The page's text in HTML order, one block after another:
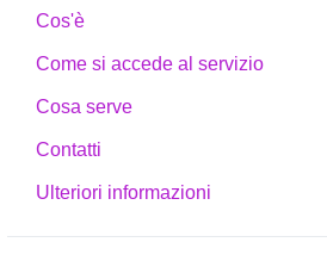
Cos'è
Come si accede al servizio
Cosa serve
Contatti
Ulteriori informazioni